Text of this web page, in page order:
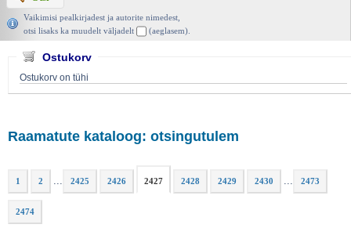
Vaikimisi pealkirjadest ja autorite nimedest,
otsi lisaks ka muudelt väljadelt
(aeglasem).
Ostukorv
Ostukorv on tühi
Raamatute kataloog: otsingutulem
1 2 ... 2425 2426 2427 2428 2429 2430 ... 2473
2474